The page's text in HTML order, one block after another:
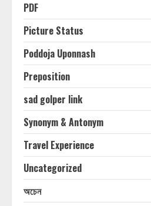
PDF
Picture Status
Poddoja Uponnash
Preposition
sad golper link
Synonym & Antonym
Travel Experience
Uncategorized
অচেন